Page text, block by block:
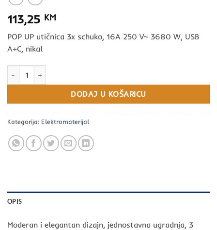
113,25 KM
POP UP utičnica 3x schuko, 16A 250 V~ 3680 W, USB
A+C, nikal
DODAJ U KOŠARICU
Kategorija: Elektromaterijal
OPIS
Moderan i elegantan dizajn, jednostavna ugradnja, 3